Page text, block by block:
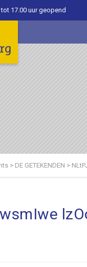
17.00 uur geopend
> DE GETEKENDEN >